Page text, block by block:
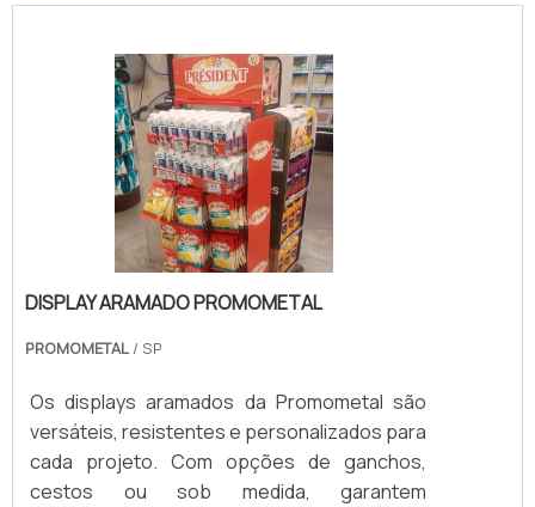
DISPLAY ARAMADO PROMOMETAL
PROMOMETAL / SP
Os displays aramados da Promometal são
versáteis, resistentes e personalizados para
cada projeto. Com opções de ganchos,
cestos ou sob medida, garantem